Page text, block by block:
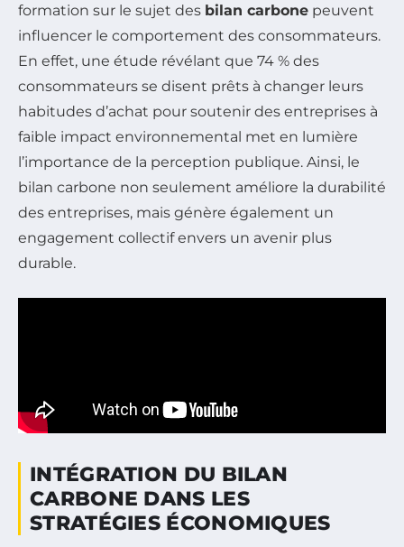
formation sur le sujet des bilan carbone peuvent
influencer le comportement des consommateurs.
En effet, une étude révélant que 74 % des
consommateurs se disent prêts à changer leurs
habitudes d’achat pour soutenir des entreprises à
faible impact environnemental met en lumière
l’importance de la perception publique. Ainsi, le
bilan carbone non seulement améliore la durabilité
des entreprises, mais génère également un
engagement collectif envers un avenir plus
durable.
INTÉGRATION DU BILAN
CARBONE DANS LES
STRATÉGIES ÉCONOMIQUES